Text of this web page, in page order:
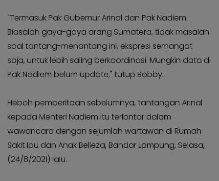
"Termasuk Pak Gubernur Arinal dan Pak Nadiem.
Biasalah gaya-gaya orang Sumatera, tidak masalah
soal tantang-menantang ini, ekspresi semangat
saja, untuk lebih saling berkoordinasi. Mungkin data di
Pak Nadiem belum update," tutup Bobby.
Heboh pemberitaan sebelumnya, tantangan Arinal
kepada Menteri Nadiem itu terlontar dalam
wawancara dengan sejumlah wartawan di Rumah
Sakit Ibu dan Anak Belleza, Bandar Lampung, Selasa,
(24/8/2021) lalu.